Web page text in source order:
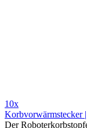
10x
Korbvorwärmstecker
Der